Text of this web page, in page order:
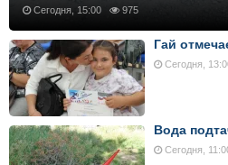
Сегодня, 15:00 975
Гай
Сегодня,
Вода
Сегодня,